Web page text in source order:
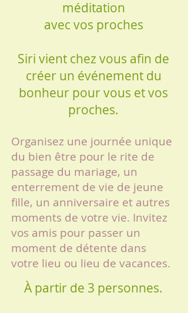
méditation
avec vos proches
Siri vient chez vous afin de
créer un événement du
bonheur pour vous et vos
proches.
Organisez une journée unique
du bien être pour le rite de
passage du mariage, un
enterrement de vie de jeune
fille, un anniversaire et autres
moments de votre vie. Invitez
vos amis pour passer un
moment de détente dans
votre lieu ou lieu de vacances.
À partir de 3 personnes.